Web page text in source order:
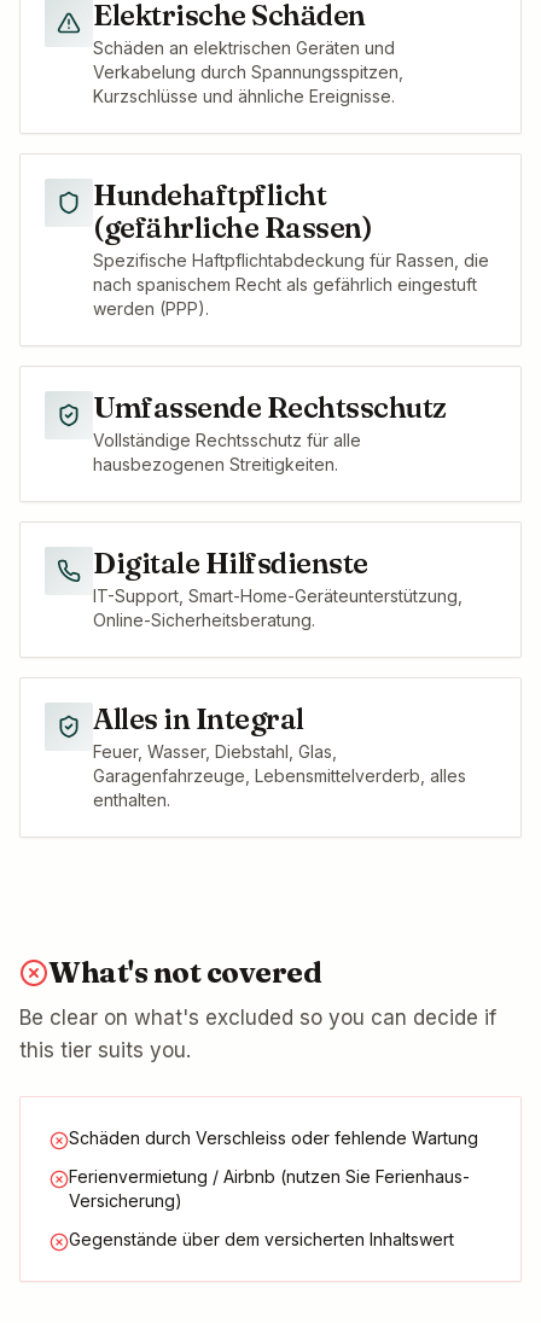
Elektrische Schäden
Schäden an elektrischen Geräten und
Verkabelung durch Spannungsspitzen,
Kurzschlüsse und ähnliche Ereignisse.
Hundehaftpflicht
(gefährliche Rassen)
Spezifische Haftpflichtabdeckung für Rassen, die
nach spanischem Recht als gefährlich eingestuft
werden (PPP).
Umfassende Rechtsschutz
Vollständige Rechtsschutz für alle
hausbezogenen Streitigkeiten.
Digitale Hilfsdienste
IT-Support, Smart-Home-Geräteunterstützung,
Online-Sicherheitsberatung.
Alles in Integral
Feuer, Wasser, Diebstahl, Glas,
Garagenfahrzeuge, Lebensmittelverderb, alles
enthalten.
What's not covered
Be clear on what's excluded so you can decide if
this tier suits you.
Schäden durch Verschleiss oder fehlende Wartung
Ferienvermietung / Airbnb (nutzen Sie Ferienhaus-
Versicherung)
Gegenstände über dem versicherten Inhaltswert